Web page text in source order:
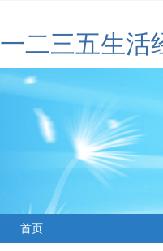
一二三五生活
首页